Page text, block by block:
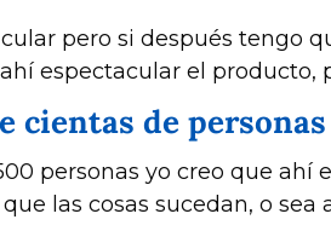
pero si después tengo
espectacular el producto,
cientas de personas
personas yo creo que ahí
las cosas sucedan, o